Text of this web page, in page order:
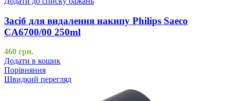
Засіб для видалення накипу Philips Saeco
CA6700/00 250ml
460 грн.
Додати в кошик
Порівняння
Швидкий перегляд